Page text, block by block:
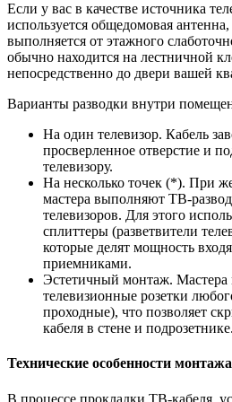
Если у вас в качестве источника
используется общедомовая
выполняется от этажного
обычно находится на лестничной
непосредственно до двери вашей
Варианты разводки внутри
На один телевизор. Кабель
просверленное отверстие и
телевизору.
На несколько точек (*). При
мастера выполняют ТВ-
телевизоров. Для этого
сплиттеры (разветвители
которые делят мощность
приемниками.
Эстетичный монтаж. Мастера
телевизионные розетки
проходные), что позволяет
кабеля в стене и подрозетнике.
Технические особенности монтажа
В процессе прокладки ТВ-кабеля,